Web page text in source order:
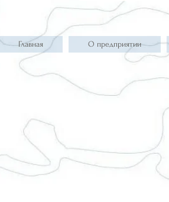
Главная О предприятии